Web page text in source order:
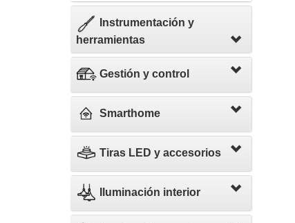
Instrumentación y
herramientas
Gestión y control
Smarthome
Tiras LED y accesorios
Iluminación interior